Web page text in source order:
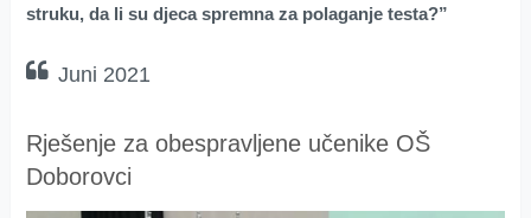
struku, da li su djeca spremna za polaganje testa?”
Juni 2021
Rješenje za obespravljene učenike OŠ
Doborovci